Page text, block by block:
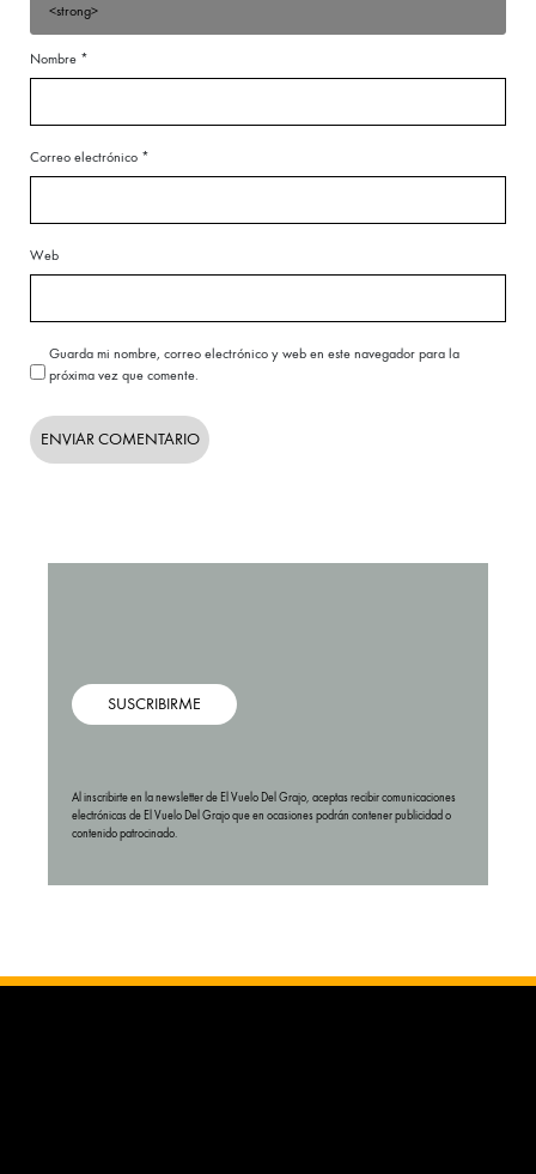
<strong>
Nombre *
Correo electrónico *
Web
Guarda mi nombre, correo electrónico y web en este navegador para la
próxima vez que comente.
SUSCRIBIRME
Al inscribirte en la newsletter de El Vuelo Del Grajo, aceptas recibir comunicaciones
electrónicas de El Vuelo Del Grajo que en ocasiones podrán contener publicidad o
contenido patrocinado.